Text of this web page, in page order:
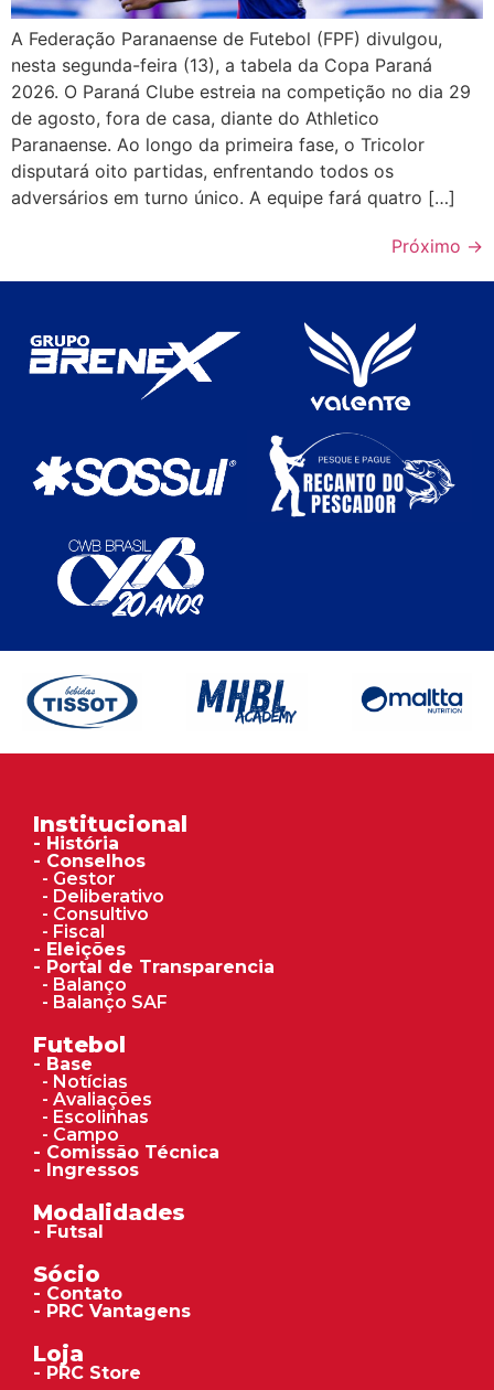
A Federação Paranaense de Futebol (FPF) divulgou,
nesta segunda-feira (13), a tabela da Copa Paraná
2026. O Paraná Clube estreia na competição no dia 29
de agosto, fora de casa, diante do Athletico
Paranaense. Ao longo da primeira fase, o Tricolor
disputará oito partidas, enfrentando todos os
adversários em turno único. A equipe fará quatro […]
Próximo →
Institucional
- História
- Conselhos
- Gestor
- Deliberativo
- Consultivo
- Fiscal
- Eleições
- Portal de Transparencia
- Balanço
- Balanço SAF
Futebol
- Base
- Notícias
- Avaliações
- Escolinhas
- Campo
- Comissão Técnica
- Ingressos
Modalidades
- Futsal
Sócio
- Contato
- PRC Vantagens
Loja
- PRC Store